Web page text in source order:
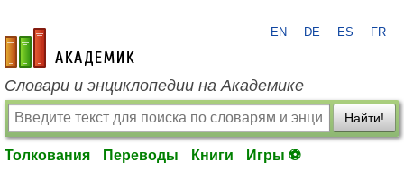
academic.ru
EN DE ES FR
Словари и энциклопедии на Академике
Найти!
Толкования Переводы Книги Игры ⚽